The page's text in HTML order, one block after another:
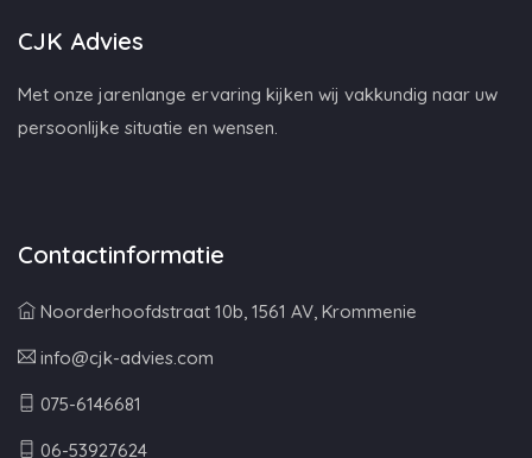
CJK Advies
Met onze jarenlange ervaring kijken wij vakkundig naar uw
persoonlijke situatie en wensen.
Contactinformatie
Noorderhoofdstraat 10b, 1561 AV, Krommenie
info@cjk-advies.com
075-6146681
06-53927624